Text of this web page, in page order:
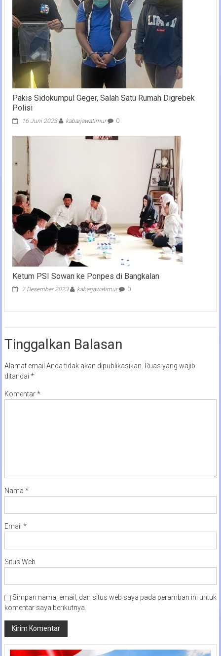
Pakis Sidokumpul Geger, Salah Satu Rumah Digrebek
Polisi
16 Juni 2023 kabarjawatimur 0
Ketum PSI Sowan ke Ponpes di Bangkalan
7 Desember 2023 kabarjawatimur 0
Tinggalkan Balasan
Alamat email Anda tidak akan dipublikasikan. Ruas yang wajib
ditandai *
Komentar*
Nama *
Email *
Situs Web
Simpan nama, email, dan situs web saya pada peramban ini untuk
komentar saya berikutnya.